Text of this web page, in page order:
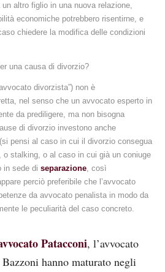
altro figlio in una nuova relazione,
economiche potrebbero risentirne, e
chiedere la modifica delle condizioni
una causa di divorzio?
divorzista”) non è
nel senso che un avvocato esperto in
da prediligere, ma non bisogna
di divorzio investono anche
pensi al caso in cui il divorzio consegua
stalking, o al caso in cui già un coniuge
in sede di separazione, così
perciò preferibile che l’avvocato
da avvocato penalista in modo da
le peculiarità del caso concreto.
Patacconi, l’avvocato
hanno maturato negli